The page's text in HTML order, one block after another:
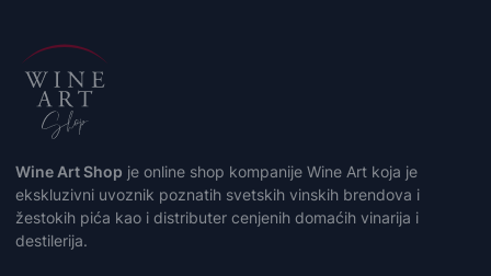
Wine Art Shop je online shop kompanije Wine Art koja je
ekskluzivni uvoznik poznatih svetskih vinskih brendova i
žestokih pića kao i distributer cenjenih domaćih vinarija i
destilerija.